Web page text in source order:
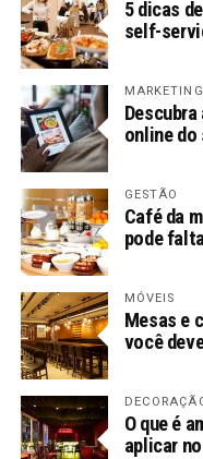
5 dicas
self-
MARKETING
online do
GESTÃO
Café da
pode
MÓVEIS
Mesas e
você
O que é
aplicar